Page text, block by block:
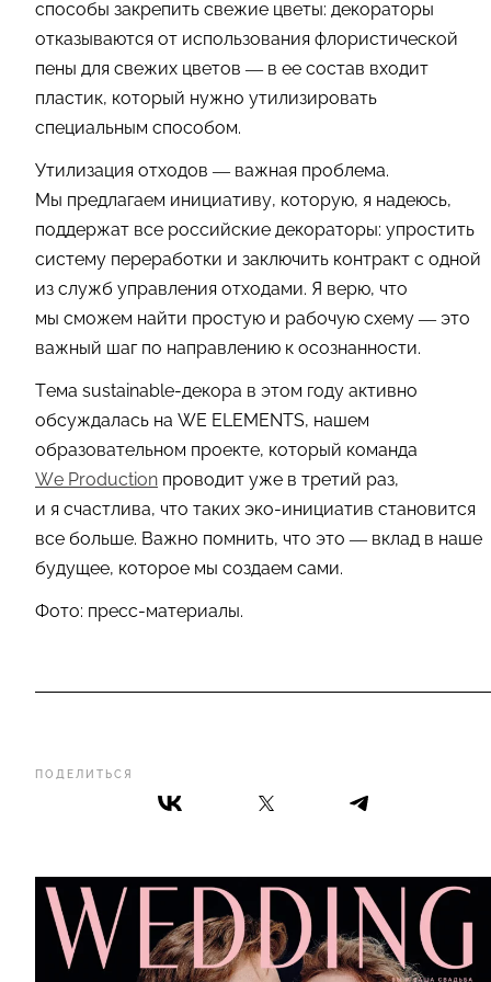
ПОДЕЛИТЬСЯ
способы закрепить свежие цветы: декораторы
отказываются от использования флористической
пены для свежих цветов — в ее состав входит
пластик, который нужно утилизировать
специальным способом.
Утилизация отходов — важная проблема.
Мы предлагаем инициативу, которую, я надеюсь,
поддержат все российские декораторы: упростить
систему переработки и заключить контракт с одной
из служб управления отходами. Я верю, что
мы сможем найти простую и рабочую схему — это
важный шаг по направлению к осознанности.
Тема sustainable-декора в этом году активно
обсуждалась на WE ELEMENTS, нашем
образовательном проекте, который команда
We Production проводит уже в третий раз,
и я счастлива, что таких эко-инициатив становится
все больше. Важно помнить, что это — вклад в наше
будущее, которое мы создаем сами.
Фото: пресс-материалы.